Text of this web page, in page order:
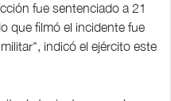
fue sentenciado a 21
que filmó el incidente fue
indicó el ejército este